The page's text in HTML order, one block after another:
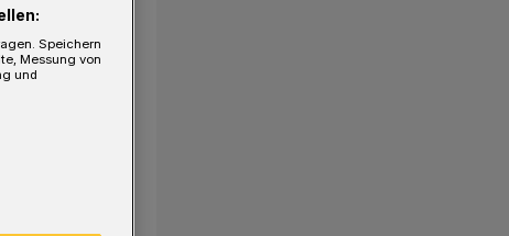
Speichern
Messung von
und